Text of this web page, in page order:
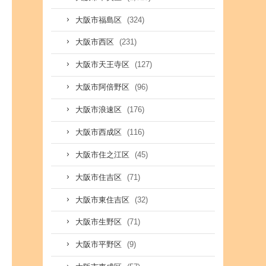
大阪市福島区 (324)
大阪市西区 (231)
大阪市天王寺区 (127)
大阪市阿倍野区 (96)
大阪市浪速区 (176)
大阪市西成区 (116)
大阪市住之江区 (45)
大阪市住吉区 (71)
大阪市東住吉区 (32)
大阪市生野区 (71)
大阪市平野区 (9)